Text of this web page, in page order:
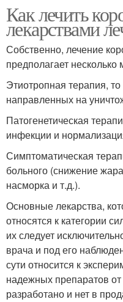
Как лечить
лекарствами
Собственно, лечение
предполагает несколько
Этиотропная терапия,
направленных на
Патогенетическая
инфекции и
Симптоматическая
больного (снижение
насморка и т.д.).
Основные лекарства,
относятся к категории
их следует
врача и под его
сути относится к
надежных препаратов
разработано и нет в